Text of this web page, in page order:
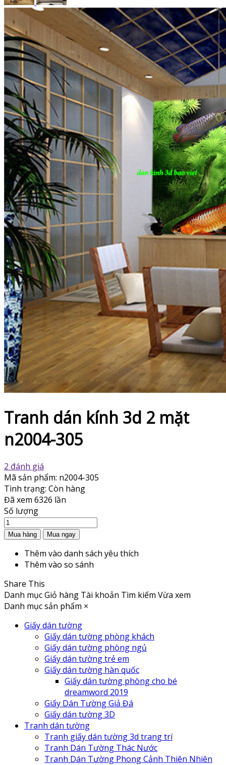
Tranh dán kính 3d 2 mặt
n2004-305
2 đánh giá
Mã sản phẩm: n2004-305
Tình trạng: Còn hàng
Đã xem 6326 lần
Số lượng
Thêm vào danh sách yêu thích
Thêm vào so sánh
Share This
Danh mụcGiỏ hàng Tài khoản Tìm kiếm Vừa xem
Danh mục sản phẩm ×
Giấy dán tường
Giấy dán tường phòng khách
Giấy dán tường phòng ngủ
Giấy dán tường trẻ em
Giấy dán tường hàn quốc
Giấy dán tường phòng cho bé
dreamword 2019
Giấy Dán Tường Giả Đá
Giấy dán tường 3D
Tranh dán tường
Tranh giấy dán tường 3d trang trí
Tranh Dán Tường Thác Nước
Tranh Dán Tường Phong Cảnh Thiên Nhiên